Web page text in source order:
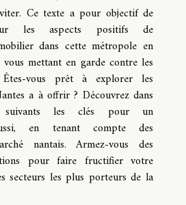
Ce texte a pour objectif de
les aspects positifs de
dans cette métropole en
mettant en garde contre les
Êtes-vous prêt à explorer les
a à offrir ? Découvrez dans
suivants les clés pour un
en tenant compte des
nantais. Armez-vous des
pour faire fructifier votre
secteurs les plus porteurs de la